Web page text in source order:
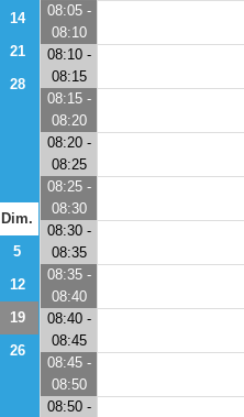
14
21
28
Dim.
5
12
19
26
08:05 -
08:10
08:10 -
08:15
08:15 -
08:20
08:20 -
08:25
08:25 -
08:30
08:30 -
08:35
08:35 -
08:40
08:40 -
08:45
08:45 -
08:50
08:50 -